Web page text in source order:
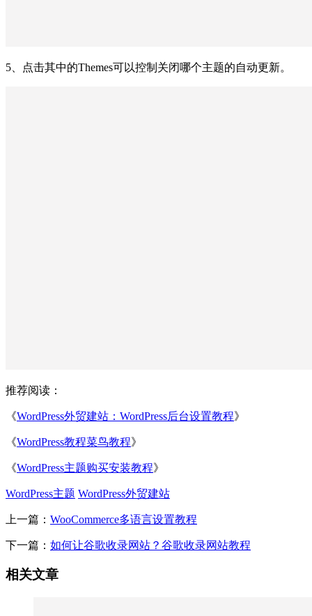
5、点击其中的Themes可以控制关闭哪个主题的自动更新。
推荐阅读：
《WordPress外贸建站：WordPress后台设置教程》
《WordPress教程菜鸟教程》
《WordPress主题购买安装教程》
WordPress主题 WordPress外贸建站
上一篇： WooCommerce多语言设置教程
下一篇： 如何让谷歌收录网站？谷歌收录网站教程
相关文章